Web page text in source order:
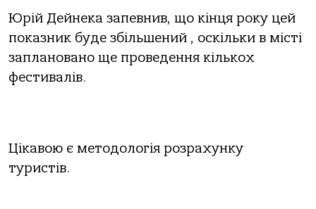
Юрій Дейнека запевнив, що кінця року цей
показник буде збільшений , оскільки в місті
заплановано ще проведення кількох
фестивалів.
Цікавою є методологія розрахунку
туристів.